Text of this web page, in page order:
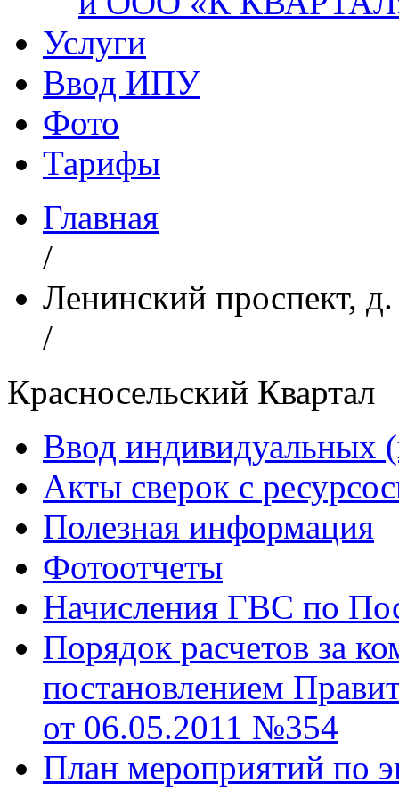
Услуги
Ввод ИПУ
Фото
Тарифы
Главная
/
Ленинский проспект,
/
Красносельский Квартал
Ввод индивидуальных
Акты сверок с
Полезная информация
Фотоотчеты
Начисления ГВС по
Порядок расчетов за
постановлением
от 06.05.2011 №354
План мероприятий по